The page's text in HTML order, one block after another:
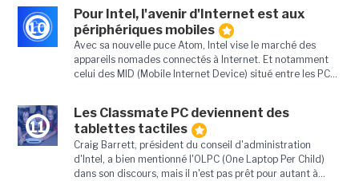
10
Pour Intel, l'avenir d'Internet est aux
périphériques mobiles
Avec sa nouvelle puce Atom, Intel vise le marché des
appareils nomades connectés à Internet. Et notamment
celui des MID (Mobile Internet Device) situé entre les PC...
11
Les Classmate PC deviennent des
tablettes tactiles
Craig Barrett, président du conseil d'administration
d'Intel, a bien mentionné l'OLPC (One Laptop Per Child)
dans son discours, mais il n'est pas prêt pour autant à...